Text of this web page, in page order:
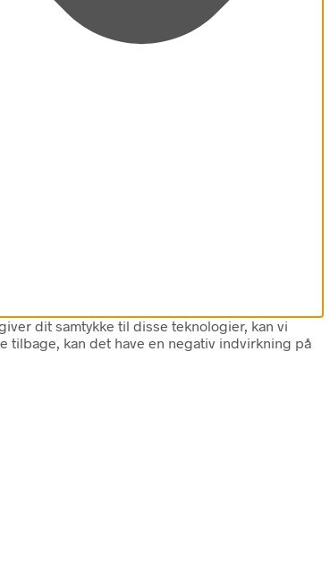
dit samtykke til disse teknologier, kan vi
tilbage, kan det have en negativ indvirkning på